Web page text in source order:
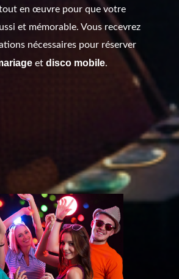
en œuvre pour que votre
et mémorable. Vous recevrez
nécessaires pour réserver
et disco mobile.